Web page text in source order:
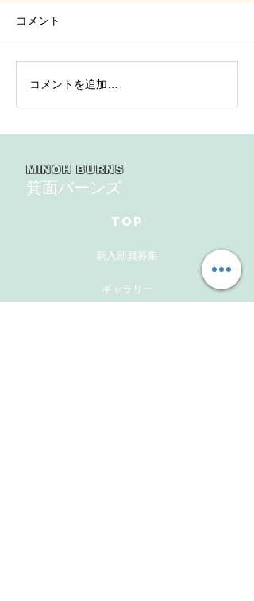
2025年度 Bクラス 関西団
地連盟 第110回中央決勝
コメント
コメントを追加…
MINOH BURNS
箕面バーンズ
TOP
新入部員募集
ギャラリー